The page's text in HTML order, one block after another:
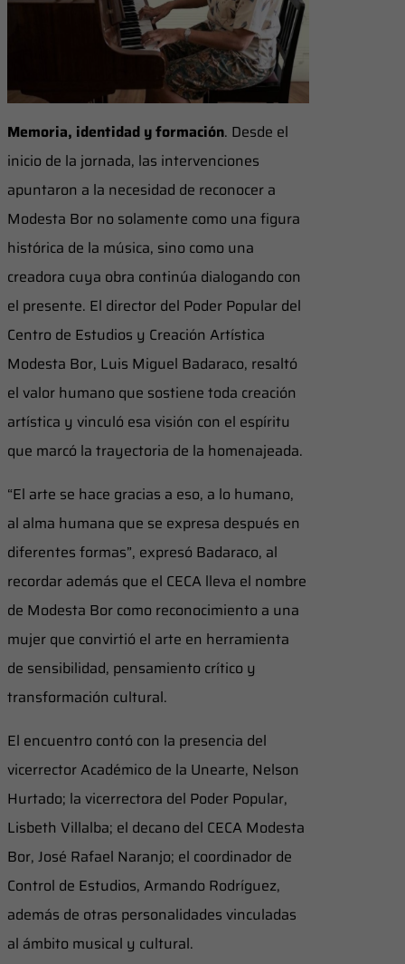
Memoria, identidad y formación. Desde el
inicio de la jornada, las intervenciones
apuntaron a la necesidad de reconocer a
Modesta Bor no solamente como una figura
histórica de la música, sino como una
creadora cuya obra continúa dialogando con
el presente. El director del Poder Popular del
Centro de Estudios y Creación Artística
Modesta Bor, Luis Miguel Badaraco, resaltó
el valor humano que sostiene toda creación
artística y vinculó esa visión con el espíritu
que marcó la trayectoria de la homenajeada.
“El arte se hace gracias a eso, a lo humano,
al alma humana que se expresa después en
diferentes formas”, expresó Badaraco, al
recordar además que el CECA lleva el nombre
de Modesta Bor como reconocimiento a una
mujer que convirtió el arte en herramienta
de sensibilidad, pensamiento crítico y
transformación cultural.
El encuentro contó con la presencia del
vicerrector Académico de la Unearte, Nelson
Hurtado; la vicerrectora del Poder Popular,
Lisbeth Villalba; el decano del CECA Modesta
Bor, José Rafael Naranjo; el coordinador de
Control de Estudios, Armando Rodríguez,
además de otras personalidades vinculadas
al ámbito musical y cultural.